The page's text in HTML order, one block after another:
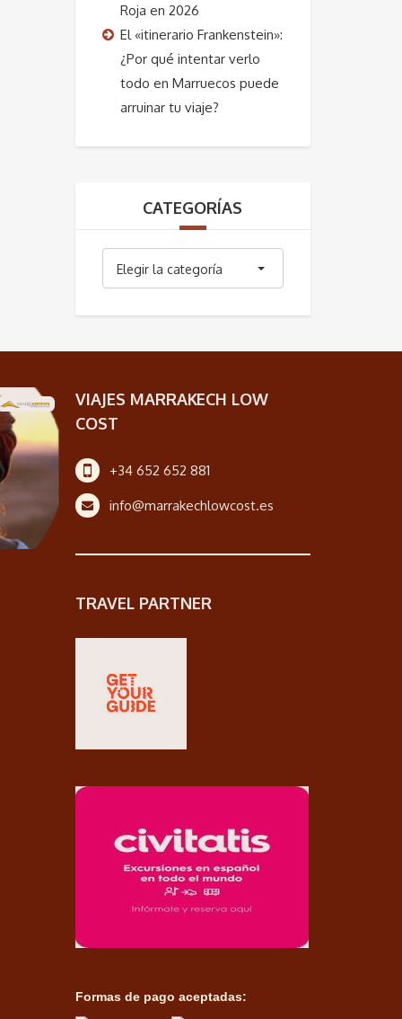
Roja en 2026
El «itinerario Frankenstein»:
¿Por qué intentar verlo
todo en Marruecos puede
arruinar tu viaje?
CATEGORÍAS
Elegir la categoría
VIAJES MARRAKECH LOW
COST
+34 652 652 881
info@marrakechlowcost.es
TRAVEL PARTNER
Formas de pago aceptadas: